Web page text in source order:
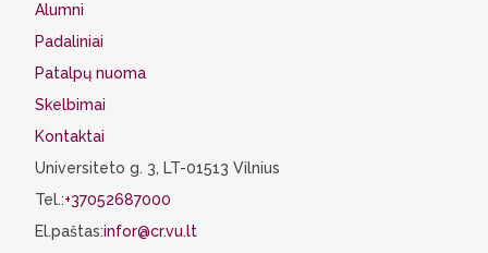
Alumni
Padaliniai
Patalpų nuoma
Skelbimai
Kontaktai
Universiteto g. 3, LT-01513 Vilnius
Tel.:+37052687000
El.paštas:infor@cr.vu.lt